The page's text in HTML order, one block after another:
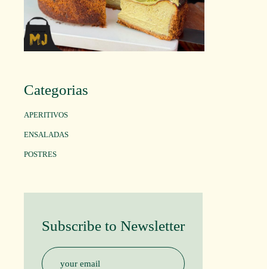
Categorias
APERITIVOS
ENSALADAS
POSTRES
Subscribe to Newsletter